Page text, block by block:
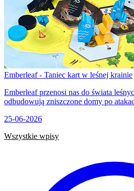
Emberleaf - Taniec kart w leśnej krainie
Emberleaf przenosi nas do świata
odbudowują zniszczone domy po
25-06-2026
Wszystkie wpisy